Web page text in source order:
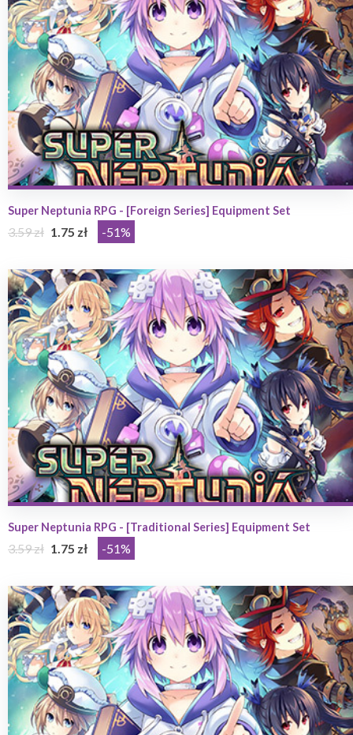
Super Neptunia RPG - [Foreign Series] Equipment Set
3.59 zł 1.75 zł -51%
Super Neptunia RPG - [Traditional Series] Equipment Set
3.59 zł 1.75 zł -51%